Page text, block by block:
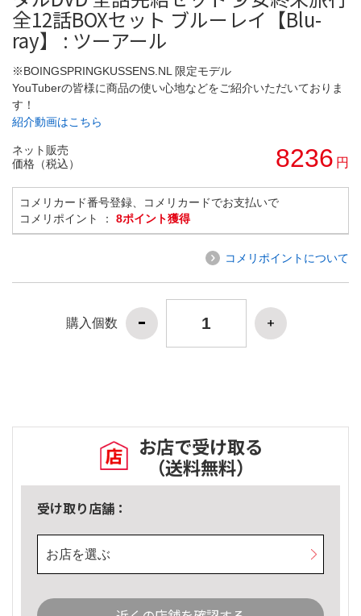
全12話BOXセット ブルーレイ【Blu-
ray】 : ツーアール
※BOINGSPRINGKUSSENS.NL 限定モデル
YouTuberの皆様に商品の使い心地などをご紹介いただいておりま
す！
紹介動画はこちら
ネット販売
価格（税込）
8236 円
コメリカード番号登録、コメリカードでお支払いで
コメリポイント ： 8ポイント獲得
コメリポイントについて
購入個数
お店で受け取る
（送料無料）
受け取り店舗：
お店を選ぶ